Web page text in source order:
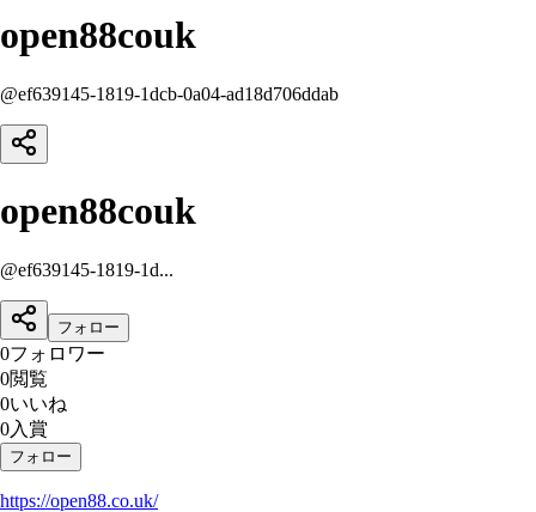
open88couk
@ef639145-1819-1dcb-0a04-ad18d706ddab
open88couk
@ef639145-1819-1d...
フォロー
0フォロワー
0閲覧
0いいね
0入賞
フォロー
https://open88.co.uk/